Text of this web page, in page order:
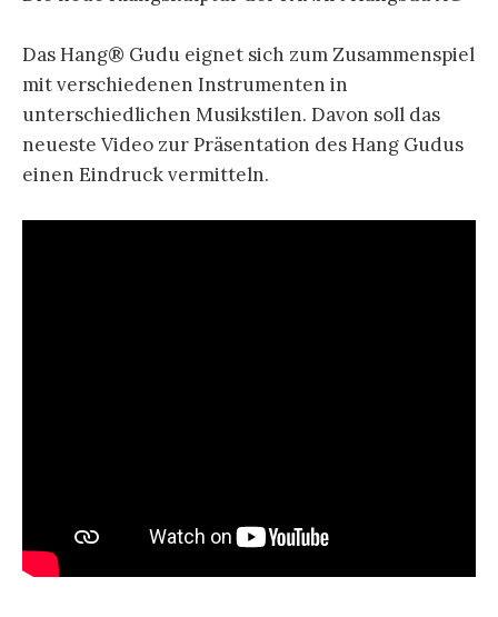
Das Hang® Gudu eignet sich zum Zusammenspiel
mit verschiedenen Instrumenten in
unterschiedlichen Musikstilen. Davon soll das
neueste Video zur Präsentation des Hang Gudus
einen Eindruck vermitteln.